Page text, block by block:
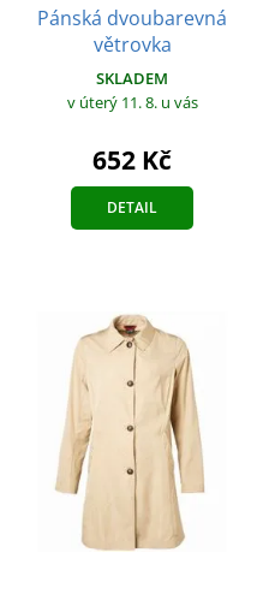
Pánská dvoubarevná
větrovka
SKLADEM
v úterý 11. 8. u vás
652 Kč
DETAIL